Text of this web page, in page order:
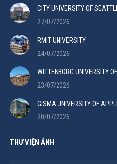
CITY UNIVERSITY OF
27/07/2026
RMIT UNIVERSITY
24/07/2026
WITTENBORG UNIVERSITY
23/07/2026
GISMA UNIVERSITY OF
20/07/2026
THƯ VIỆN ẢNH